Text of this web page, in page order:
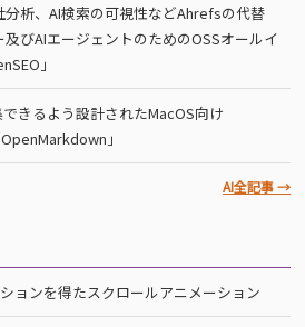
析、AI検索の可視性などAhrefsの代替
びAIエージェントのためのOSSオールイ
」
きるよう設計されたMacOS向け
」
AI全記事 →
ョンを得たスクロールアニメーション